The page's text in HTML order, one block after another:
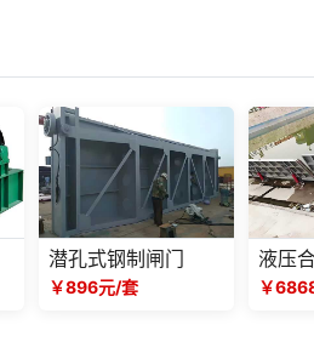
潜孔式钢制闸门
￥896元/套
液压
￥